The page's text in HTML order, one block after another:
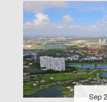
Sep